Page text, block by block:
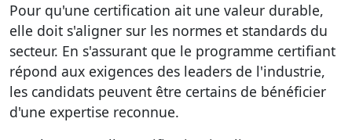
Pour qu'une certification ait une valeur durable,
elle doit s'aligner sur les normes et standards du
secteur. En s'assurant que le programme certifiant
répond aux exigences des leaders de l'industrie,
les candidats peuvent être certains de bénéficier
d'une expertise reconnue.